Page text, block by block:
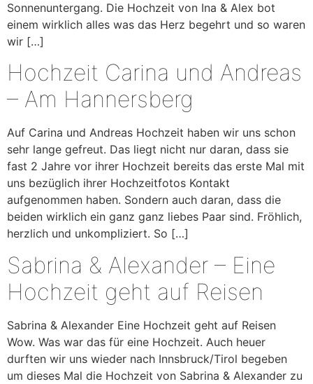
Sonnenuntergang. Die Hochzeit von Ina & Alex bot
einem wirklich alles was das Herz begehrt und so waren
wir […]
Hochzeit Carina und Andreas
– Am Hannersberg
Auf Carina und Andreas Hochzeit haben wir uns schon
sehr lange gefreut. Das liegt nicht nur daran, dass sie
fast 2 Jahre vor ihrer Hochzeit bereits das erste Mal mit
uns bezüglich ihrer Hochzeitfotos Kontakt
aufgenommen haben. Sondern auch daran, dass die
beiden wirklich ein ganz ganz liebes Paar sind. Fröhlich,
herzlich und unkompliziert. So […]
Sabrina & Alexander – Eine
Hochzeit geht auf Reisen
Sabrina & Alexander Eine Hochzeit geht auf Reisen
Wow. Was war das für eine Hochzeit. Auch heuer
durften wir uns wieder nach Innsbruck/Tirol begeben
um dieses Mal die Hochzeit von Sabrina & Alexander zu